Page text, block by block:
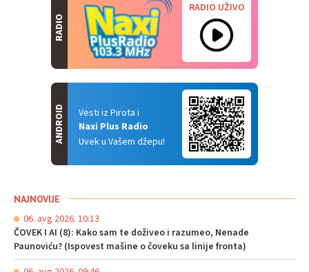
RADIO
RADIO UŽIVO
Vesti iz Pirota i
Naxi Plus Radio
Uvek u Vašem džepu!
ANDROID
NAJNOVIJE
06. avg 2026. 10:13
ČOVEK I AI (8): Kako sam te doživeo i razumeo, Nenade
Paunoviću? (Ispovest mašine o čoveku sa linije fronta)